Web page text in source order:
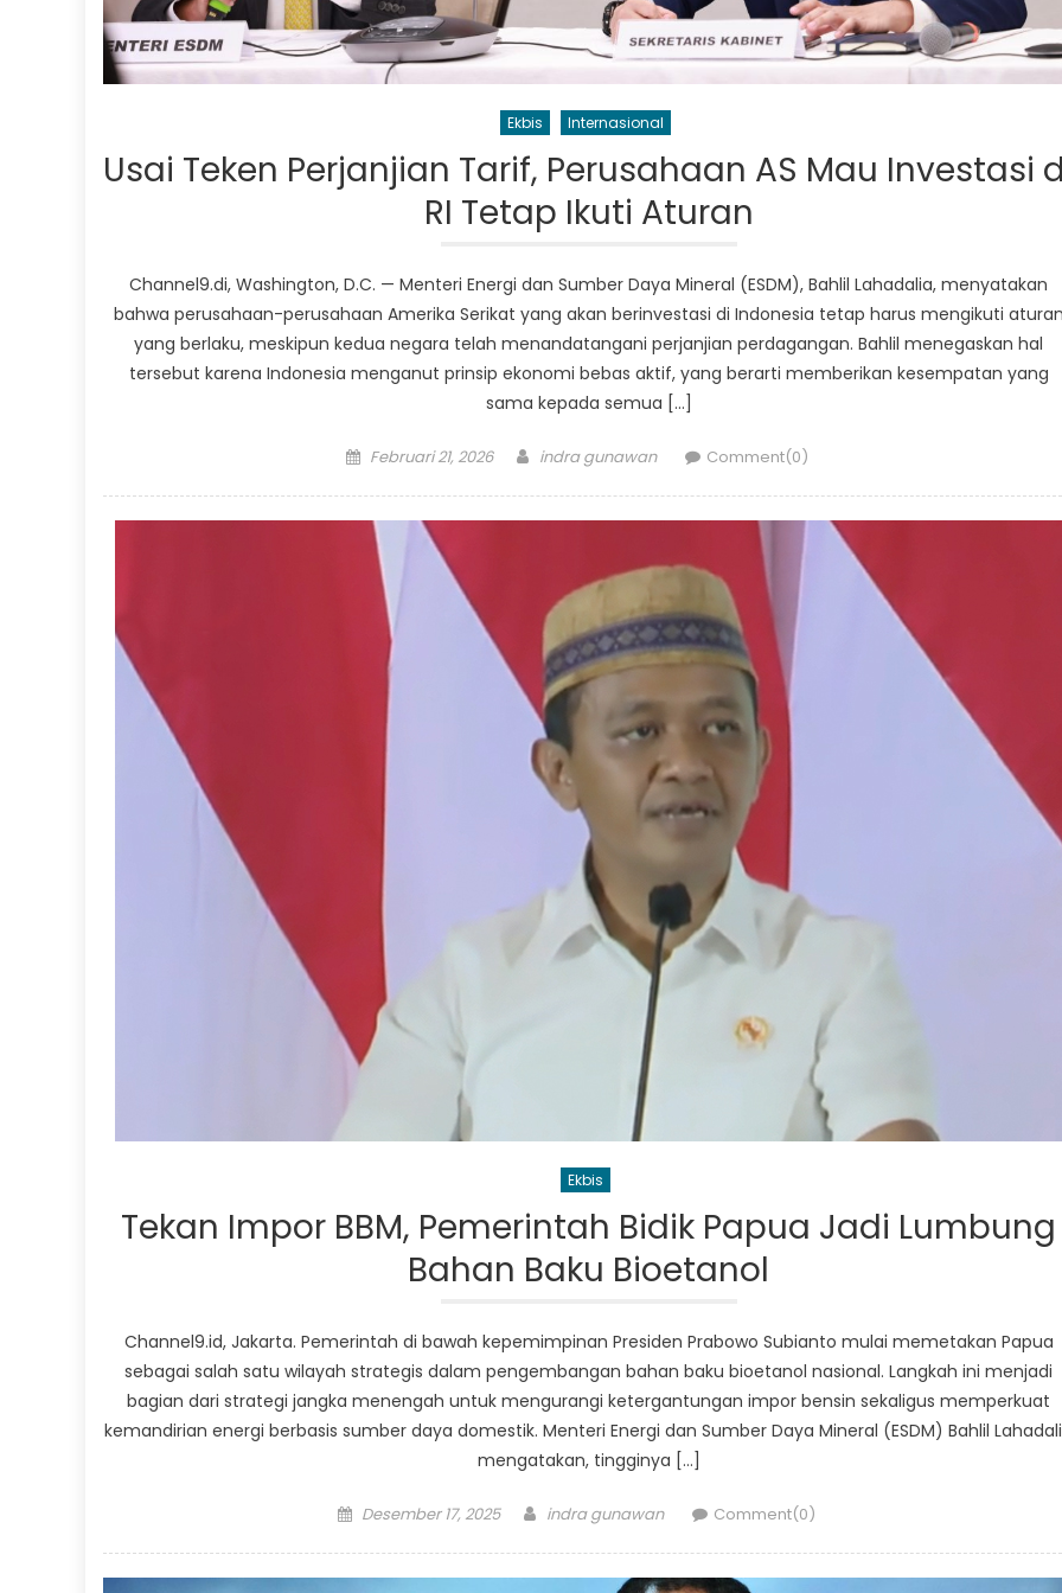
Ekbis Internasional
Usai Teken Perjanjian Tarif, Perusahaan AS Mau Investasi
RI Tetap Ikuti Aturan
Channel9.di, Washington, D.C. — Menteri Energi dan Sumber Daya Mineral (ESDM), Bahlil Lahadalia, menyatakan
bahwa perusahaan-perusahaan Amerika Serikat yang akan berinvestasi di Indonesia tetap harus mengikuti
yang berlaku, meskipun kedua negara telah menandatangani perjanjian perdagangan. Bahlil menegaskan hal
tersebut karena Indonesia menganut prinsip ekonomi bebas aktif, yang berarti memberikan kesempatan yang
sama kepada semua […]
Posted
Februari 21, 2026 Author
indra gunawan Comment(0)
Ekbis
Tekan Impor BBM, Pemerintah Bidik Papua Jadi Lumbung
Bahan Baku Bioetanol
Channel9.id, Jakarta. Pemerintah di bawah kepemimpinan Presiden Prabowo Subianto mulai memetakan Papua
sebagai salah satu wilayah strategis dalam pengembangan bahan baku bioetanol nasional. Langkah ini menjadi
bagian dari strategi jangka menengah untuk mengurangi ketergantungan impor bensin sekaligus memperkuat
kemandirian energi berbasis sumber daya domestik. Menteri Energi dan Sumber Daya Mineral (ESDM) Bahlil
mengatakan, tingginya […]
Posted
Desember 17, 2025 Author
indra gunawan Comment(0)